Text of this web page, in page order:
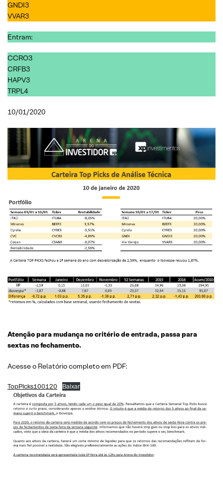
GNDI3
VVAR3
Entram:
CCRO3
CRFB3
HAPV3
TRPL4
10/01/2020
Atenção para mudança no critério de entrada, passa para
sextas no fechamento.
Acesse o Relatório completo em PDF:
TopPIcks100120 Baixar